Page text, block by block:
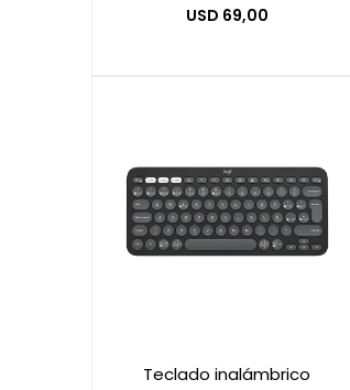
USD 69,00
Teclado inalámbrico